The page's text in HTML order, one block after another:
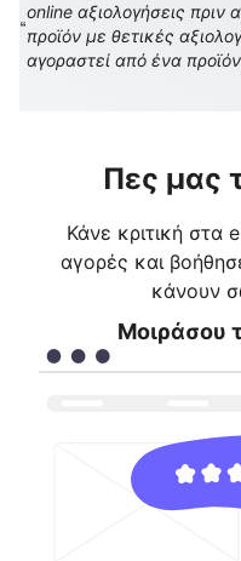
online αξιολογήσεις πριν
προϊόν με θετικές
αγοραστεί από ένα
Πες μας
Κάνε κριτική στα
αγορές και
κάνουν
Μοιράσου